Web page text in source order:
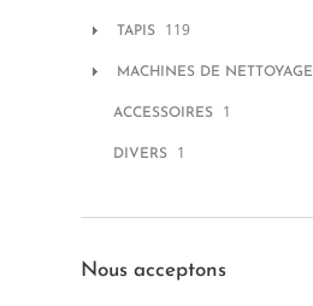
TAPIS 119
MACHINES DE NETTOYAGE
ACCESSOIRES 1
DIVERS 1
Nous acceptons